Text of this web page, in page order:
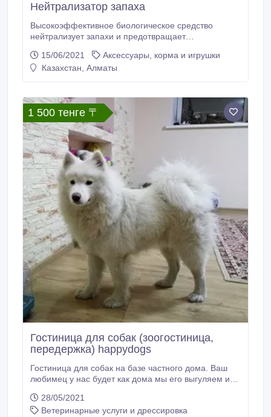
Нейтрализатор запаха
Высокоэффективное биологическое средство
нейтрализует запахи и предотвращает
возникновения запаха. Предназначен для удаления
запахов органического происхождения(
15/06/2021
Аксессуары, корма и игрушки
Казахстан, Алматы
1 500 тенге 〒
Гостиница для собак (зоогостиница,
передержка) happydogs
Гостиница для собак на базе частного дома. Ваш
любимец у нас будет как дома мы его выгуляем и
и в доме вместе с нами. Учтем все Ваши пожелания
касательно питания вашего любимца. По Вашему
28/05/2021
Ветеринарные услуги и дрессировка